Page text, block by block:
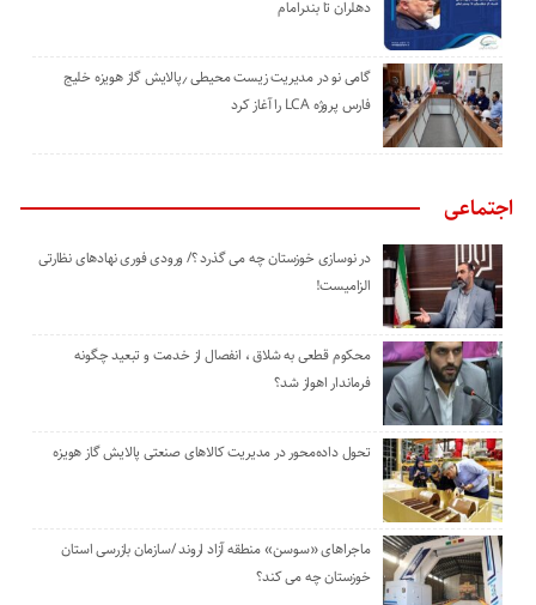
دهلران تا بندرامام
گامی نو در مدیریت زیست ‌محیطی ٫پالایش گاز هویزه خلیج
‌فارس پروژه LCA را آغاز کرد
اجتماعی
در نوسازی خوزستان چه می گذرد ؟/ ورودی فوری نهادهای نظارتی
الزامیست!
محکوم قطعی به شلاق ، انفصال از خدمت و تبعید چگونه
فرماندار اهواز شد؟
تحول داده‌محور در مدیریت کالاهای صنعتی پالایش گاز هویزه
ماجراهای «سوسن» منطقه آزاد اروند /سازمان بازرسی استان
خوزستان چه می کند؟